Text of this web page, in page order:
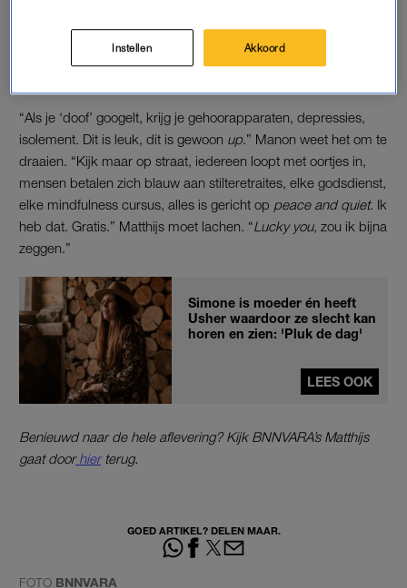
wereldwijd, waarvan 1,5 miljoen alleen al in Nederland en er is
niets over. Ik ben wereldwijd de allereerst die hier iets over
“Als je ‘doof’ googelt, krijg je gehoorapparaten, depressies,
isolement. Dit is leuk, dit is gewoon up.” Manon weet het om te
draaien. “Kijk maar op straat, iedereen loopt met oortjes in,
mensen betalen zich blauw aan stilteretraites, elke godsdienst,
elke mindfulness cursus, alles is gericht op peace and quiet. Ik
heb dat. Gratis.” Matthijs moet lachen. “Lucky you, zou ik bijna
zeggen.”
Simone is moeder én heeft
Usher waardoor ze slecht kan
horen en zien: 'Pluk de dag'
LEES OOK
Benieuwd naar de hele aflevering? Kijk BNNVARA’s Matthijs
gaat doorhierterug.
GOED ARTIKEL? DELEN MAAR.
FOTO BNNVARA
Instellen Akkoord